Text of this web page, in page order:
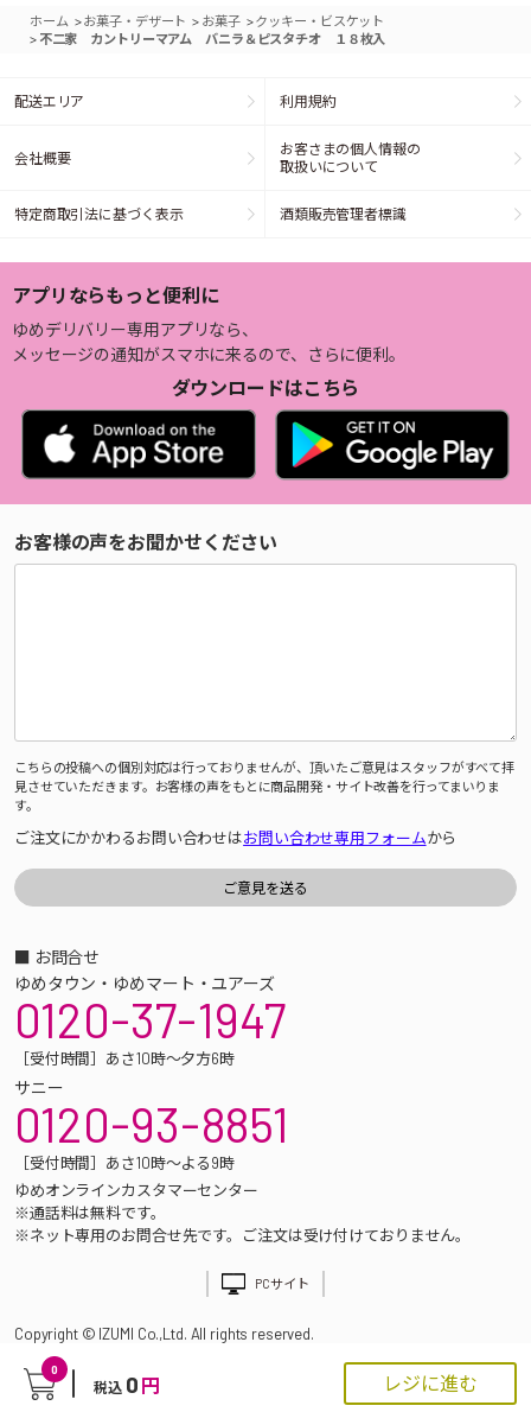
0
税込 0 円 レジに進む
ホーム >お菓子・デザート > お菓子 >クッキー・ビスケット
> 不二家 カントリーマアム バニラ＆ピスタチオ １８枚入
配送エリア 利用規約
会社概要
お客さまの個人情報の
取扱いについて
特定商取引法に基づく表示 酒類販売管理者標識
アプリならもっと便利に
ゆめデリバリー専用アプリなら、
メッセージの通知がスマホに来るので、さらに便利。
ダウンロードはこちら
お客様の声をお聞かせください
こちらの投稿への個別対応は行っておりませんが、頂いたご意見はスタッフがすべて拝
見させていただきます。お客様の声をもとに商品開発・サイト改善を行ってまいりま
す。
ご注文にかかわるお問い合わせはお問い合わせ専用フォームから
■ お問合せ
ゆめタウン・ゆめマート・ユアーズ
0120-37-1947
［受付時間］あさ10時～夕方6時
サニー
0120-93-8851
［受付時間］あさ10時～よる9時
ゆめオンラインカスタマーセンター
※通話料は無料です。
※ネット専用のお問合せ先です。ご注文は受け付けておりません。
PCサイト
Copyright © IZUMI Co.,Ltd. All rights reserved.